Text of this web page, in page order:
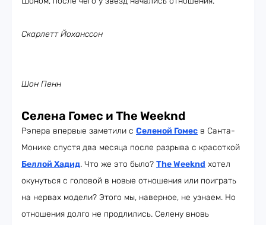
Скарлетт Йоханссон
Шон Пенн
Селена Гомес и The Weeknd
Рэпера впервые заметили с Селеной Гомес в Санта-
Монике спустя два месяца после разрыва с красоткой
Беллой Хадид. Что же это было? TheWeeknd хотел
окунуться с головой в новые отношения или поиграть
на нервах модели? Этого мы, наверное, не узнаем. Но
отношения долго не продлились. Селену вновь